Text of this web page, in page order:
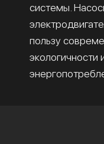
системы.
пользу
экологичности